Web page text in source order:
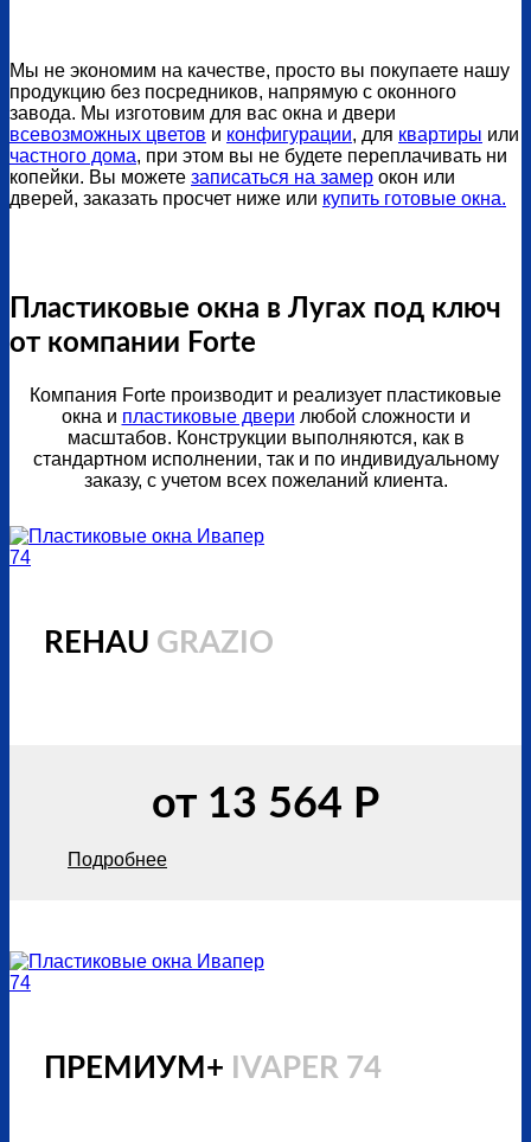
Мы не экономим на качестве, просто вы покупаете нашу
продукцию без посредников, напрямую с оконного
завода. Мы изготовим для вас окна и двери
всевозможных цветов и конфигурации, для квартиры или
частного дома, при этом вы не будете переплачивать ни
копейки. Вы можете записаться на замер окон или
дверей, заказать просчет ниже или купить готовые окна.
Пластиковые окна в Лугах под ключ
от компании Forte
Компания Forte производит и реализует пластиковые
окна и пластиковые двери любой сложности и
масштабов. Конструкции выполняются, как в
стандартном исполнении, так и по индивидуальному
заказу, с учетом всех пожеланий клиента.
REHAU GRAZIO
от 13 564 Р
Подробнее
ПРЕМИУМ+ IVAPER 74